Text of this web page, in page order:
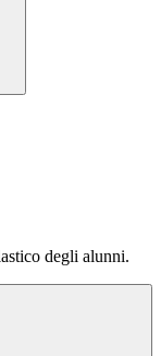
degli alunni.